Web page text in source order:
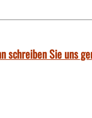
schreiben Sie uns